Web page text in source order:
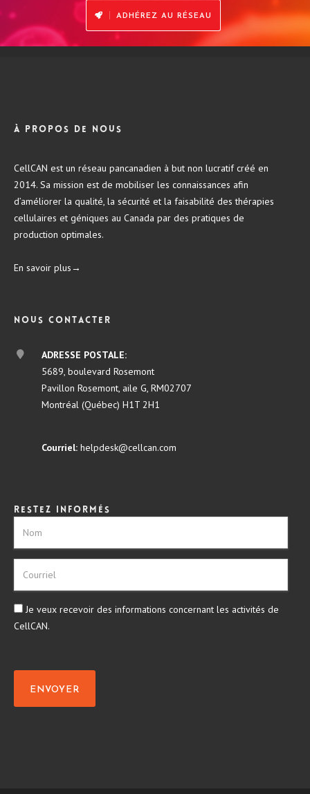
ADHÉREZ AU RÉSEAU
À propos de nous
CellCAN est un réseau pancanadien à but non lucratif créé en
2014. Sa mission est de mobiliser les connaissances afin
d’améliorer la qualité, la sécurité et la faisabilité des thérapies
cellulaires et géniques au Canada par des pratiques de
production optimales.
En savoir plus→
Nous contacter
ADRESSE POSTALE:
5689, boulevard Rosemont
Pavillon Rosemont, aile G, RM02707
Montréal (Québec) H1T 2H1
Courriel: helpdesk@cellcan.com
Restez informés
Je veux recevoir des informations concernant les activités de
CellCAN.
ENVOYER